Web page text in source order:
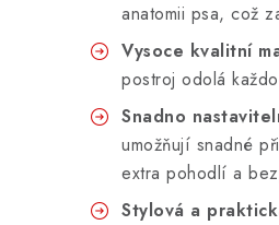
anatomii psa, což
Vysoce kvalitní
postroj odolá
Snadno
umožňují snadné
extra pohodlí a
Stylová a